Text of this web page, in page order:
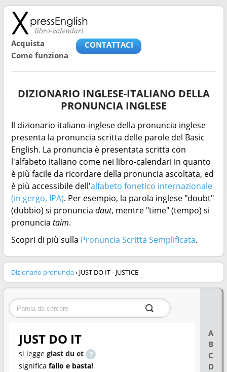
Acquista
Come funziona
CONTATTACI
DIZIONARIO INGLESE-ITALIANO DELLA
PRONUNCIA INGLESE
Il dizionario italiano-inglese della pronuncia inglese
presenta la pronuncia scritta delle parole del Basic
English. La pronuncia è presentata scritta con
l'alfabeto italiano come nei libro-calendari in quanto
è più facile da ricordare della pronuncia ascoltata, ed
è più accessibile dell'alfabeto fonetico internazionale
(in gergo, IPA). Per esempio, la parola inglese "doubt"
(dubbio) si pronuncia daut, mentre "time" (tempo) si
pronuncia taim.
Scopri di più sulla Pronuncia Scritta Semplificata.
Dizionario pronuncia› JUST DO IT - JUSTICE
A
B
C
D
JUST DO IT
si legge giast du et
significa fallo e basta!